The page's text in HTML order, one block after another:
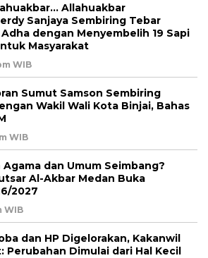
Allahuakbar
Sanjaya Sembiring Tebar
dengan Menyembelih 19 Sapi
Masyarakat
WIB
Sumut Samson Sembiring
Wakil Wali Kota Binjai, Bahas
WIB
dan Umum Seimbang?
Al-Akbar Medan Buka
2027
WIB
dan HP Digelorakan, Kakanwil
Perubahan Dimulai dari Hal Kecil